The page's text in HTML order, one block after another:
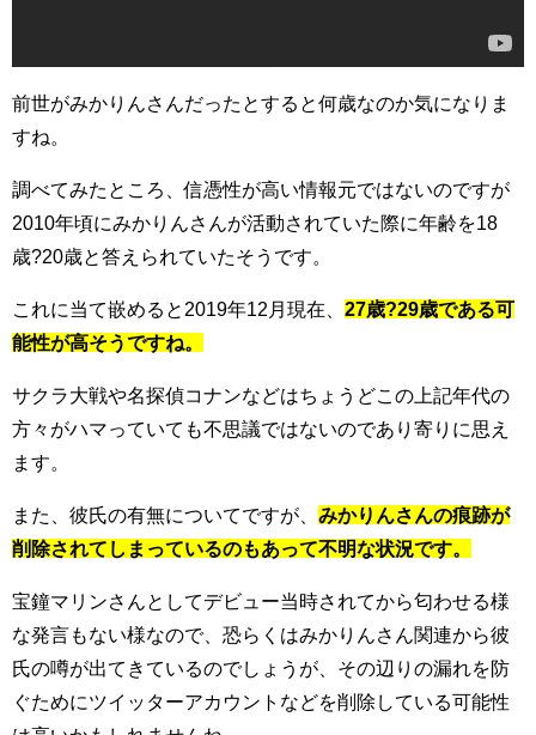
前世がみかりんさんだったとすると何歳なのか気になりま
すね。
調べてみたところ、信憑性が高い情報元ではないのですが
2010年頃にみかりんさんが活動されていた際に年齢を18
歳?20歳と答えられていたそうです。
これに当て嵌めると2019年12月現在、 27歳?29歳である可
能性が高そうですね。
サクラ大戦や名探偵コナンなどはちょうどこの上記年代の
方々がハマっていても不思議ではないのであり寄りに思え
ます。
また、彼氏の有無についてですが、 みかりんさんの痕跡が
削除されてしまっているのもあって不明な状況です。
宝鐘マリンさんとしてデビュー当時されてから匂わせる様
な発言もない様なので、恐らくはみかりんさん関連から彼
氏の噂が出てきているのでしょうが、その辺りの漏れを防
ぐためにツイッターアカウントなどを削除している可能性